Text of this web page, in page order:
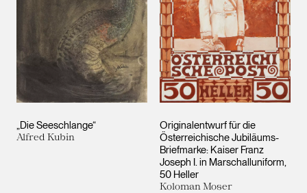
„Die Seeschlange“
Alfred Kubin
Originalentwurf für die
Österreichische Jubiläums-
Briefmarke: Kaiser Franz
Joseph I. in Marschalluniform,
50 Heller
Koloman Moser